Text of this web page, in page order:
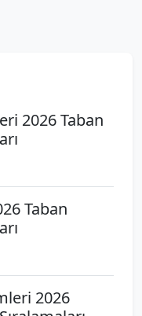
2026 Taban
Taban
2026